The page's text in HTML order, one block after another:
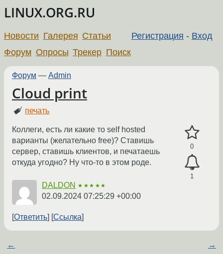
LINUX.ORG.RU
Регистрация - Вход
Новости Галерея Статьи
Форум Опросы Трекер Поиск
Форум — Admin
Cloud print
печать
0
1
Коллеги, есть ли какие то self hosted
варианты (желательно free)? Ставишь
сервер, ставишь клиентов, и печатаешь
откуда угодно? Ну что-то в этом роде.
DALDON ★★★★★
02.09.2024 07:25:29 +00:00
Ответить Ссылка
← →